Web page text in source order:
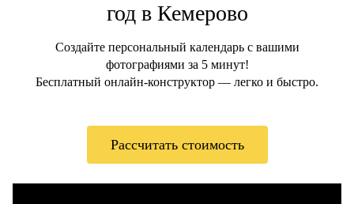
год в Кемерово
Создайте персональный календарь с вашими
фотографиями за 5 минут!
Бесплатный онлайн-конструктор — легко и быстро.
Рассчитать стоимость